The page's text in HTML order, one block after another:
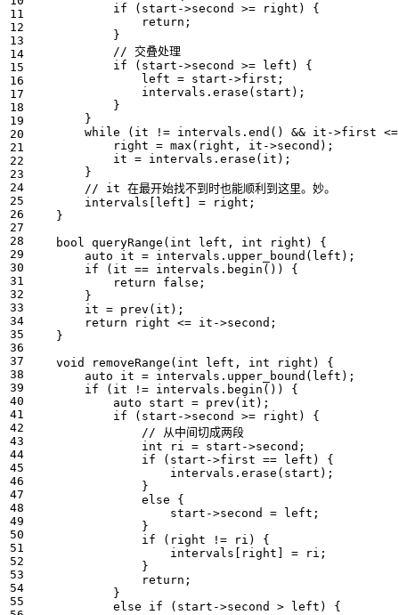
if
( start ->second >= right )
{
return ;
}
if
( start ->second >= left )
{
left = start ->first ;
intervals . erase ( start );
}
}
while
( it != intervals . end () && it ->first <=
right = max ( right , it ->second );
it = intervals . erase ( it );
}
intervals [ left ] = right ;
}
bool
queryRange ( int left , int right )
{
auto
it = intervals . upper_bound ( left );
if
( it == intervals . begin ())
{
return
false ;
}
it = prev ( it );
return
right <= it ->second ;
}
void
removeRange ( int left , int right )
{
auto
it = intervals . upper_bound ( left );
if
( it != intervals . begin ())
{
auto
start = prev ( it );
if
( start ->second >= right )
{
int
ri = start ->second ;
if
( start ->first == left )
{
intervals . erase ( start );
}
else
{
start ->second = left ;
}
if
( right != ri )
{
intervals [ right ] = ri ;
}
return ;
}
else
if ( start ->second > left )
{